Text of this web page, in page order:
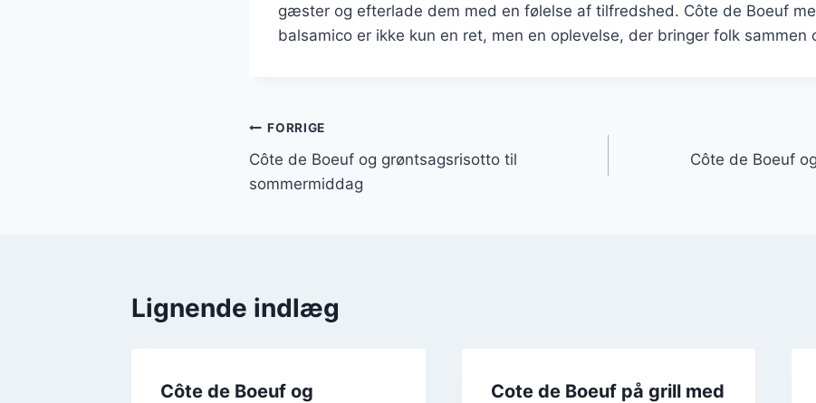
gæster og efterlade dem med en følelse af tilfredshed. Côte de Boeuf
balsamico er ikke kun en ret, men en oplevelse, der bringer folk sammen
Indlægsnavigation
FORRIGE
Côte de Boeuf og grøntsagsrisotto til
sommermiddag
Côte de Boeuf
Lignende indlæg
Côte de Boeuf og
Cote de Boeuf på grill med